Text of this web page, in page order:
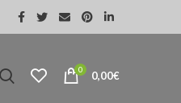
0 0,00€